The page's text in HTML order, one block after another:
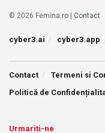
© 2026 Femina.ro | Contact
cyber3.ai cyber3.app
Contact Termeni si
Politică de
Urmariti-ne